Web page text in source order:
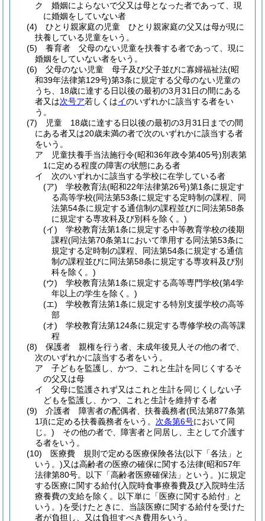
ク
婚姻によらないで父又は母となった者であって、現
に婚姻をしていない者
(4)
ひとり親家庭の児童 ひとり親家庭の父又は母が現に
扶養している児童をいう。
(5)
養育者 父母のない児童を扶養する者であって、現に
婚姻をしていない者をいう。
(6)
父母のない児童 母子及び父子並びに寡婦福祉法(昭
和39年法律第129号)第3条に規定する父母のない児童の
うち、18歳に達する日以後の最初の3月31日の間にある
者又は次号ア若しくはイのいずれかに該当する者をい
う。
(7)
児童 18歳に達する日以後の最初の3月31日までの間
にある者又は20歳未満の者で次のいずれかに該当する者
をいう。
ア
児童扶養手当法施行令(昭和36年政令第405号)別表第
1に定める程度の障害の状態にある者
イ
次のいずれかに該当する学校に在学している者
(ア)
学校教育法(昭和22年法律第26号)第1条に規定す
る高等学校(同法第53条に規定する定時制の課程、同
法第54条に規定する通信制の課程並びに同法第58条
に規定する専攻科及び別科を除く。)
(イ)
学校教育法第1条に規定する中等教育学校の後期
課程(同法第70条第1において準用する同法第53条に
規定する定時制の課程、同法第54条に規定する通信
制の課程並びに同法第58条に規定する専攻科及び別
科を除く。)
(ウ)
学校教育法第1条に規定する高等専門学校(第4学
年以上の学生を除く。)
(エ)
学校教育法第1条に規定する特別支援学校の高等
部
(オ)
学校教育法第124条に規定する専修学校の高等課
程
(8)
保護者 親権を行う者、未成年後見人その他の者で、
次のいずれかに該当する者をいう。
ア
子どもを監護し、かつ、これと生計を同じくするそ
の父又は母
イ
父母に監護されず又はこれと生計を同じくしない子
どもを監護し、かつ、これと生計を維持する者
(9)
介護者 障害者の配偶者、扶養義務者(民法第877条第
1項に定める扶養義務者をいう。 次条第6号において同
じ。) その他の者で、障害者と同居し、主として介護す
る者をいう。
(10)
医療費 規則で定める医療保険各法(以下「各法」と
いう。)又は高齢者の医療の確保に関する法律(昭和57年
法律第80号。以下「高齢者医療確保法」という。)に規定
する医療に関する給付(入院時食事療養費及び入院時生活
療養費の支給を除く。以下単に「医療に関する給付」と
いう。)を受けたときに、当該医療に関する給付を受けた
者が負担し、又は負担すべき費用をいう。